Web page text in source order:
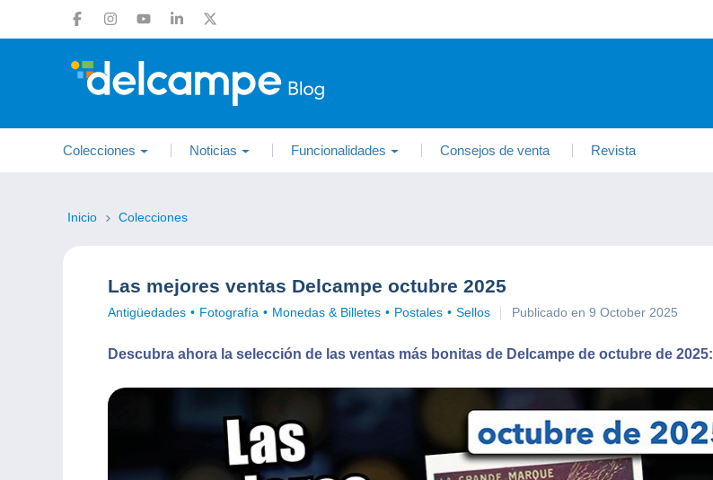
Colecciones Noticias Funcionalidades Consejos de venta Revista
Inicio Colecciones
Las mejores ventas Delcampe octubre 2025
Antigüedades Fotografía Monedas & Billetes Postales Sellos Publicado en 9 October 2025
Descubra ahora la selección de las ventas más bonitas de Delcampe de octubre de 2025: